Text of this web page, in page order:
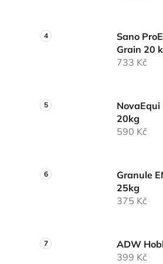
Sano
Grain 20
733 Kč
NovaEqui
20kg
590 Kč
Granule
25kg
375 Kč
ADW
399 Kč